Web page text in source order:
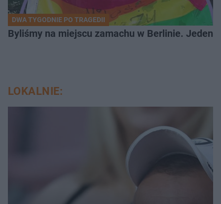
DWA TYGODNIE PO TRAGEDII
Byliśmy na miejscu zamachu w Berlinie. Jeden
LOKALNIE: